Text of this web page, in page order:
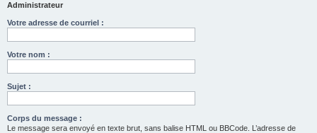
Administrateur
Votre adresse de courriel :
Votre nom :
Sujet :
Corps du message :
Le message sera envoyé en texte brut, sans balise HTML ou BBCode. L’adresse de